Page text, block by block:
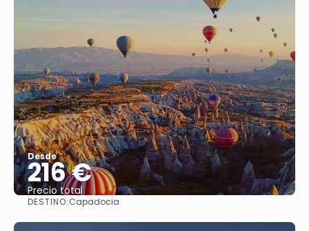
Desde
216 €
Precio total
DESTINO:Capadocia